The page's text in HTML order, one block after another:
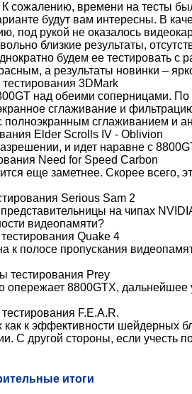
сожалению, времени на тесты
будут вам интересны. В
под рукой не оказалось
близкие результаты,
будем ее тестировать
а результаты новинки –
над обеими соперницами.
сглаживание и
сглаживанием и
и идет наравне с
еще заметнее. Скорее всего,
на чипах
видеопамяти?
к полосе пропускания
опережает 8800GTX,
к эффективности шейдерных
С другой стороны, если
итоги